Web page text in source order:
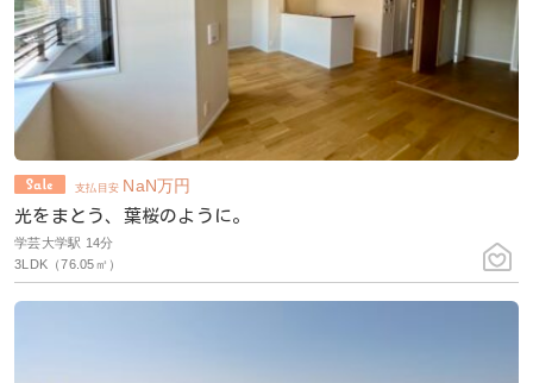
支払目安 NaN万円
光をまとう、葉桜のように。
学芸大学駅 14分
3LDK（76.05㎡）